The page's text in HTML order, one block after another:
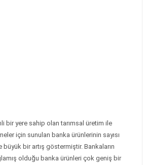
bir yere sahip olan tarımsal üretim ile
için sunulan banka ürünlerinin sayısı
bir artış göstermiştir. Bankaların
olduğu banka ürünleri çok geniş bir